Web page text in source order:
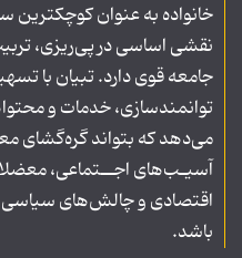
خانواده به عنوان
نقشی اساسی در پی‌ریزی،
جامعه قوی دارد. تبیان با
توانمندسازی، خدمات و
می‌دهد که بتواند گره‌گشای
آسیـب‌های اجــتماعی،
اقتصادی و چالش‌های سیاسی
باشد.